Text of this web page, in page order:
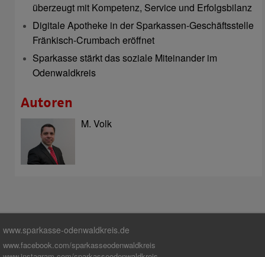
überzeugt mit Kompetenz, Service und Erfolgsbilanz
Digitale Apotheke in der Sparkassen-Geschäftsstelle
Fränkisch-Crumbach eröffnet
Sparkasse stärkt das soziale Miteinander im
Odenwaldkreis
Autoren
M. Volk
www.sparkasse-odenwaldkreis.de
www.facebook.com/sparkasseodenwaldkreis